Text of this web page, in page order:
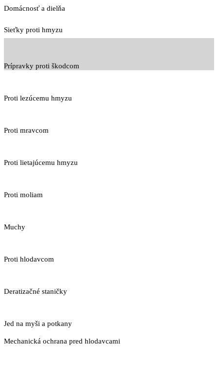
Domácnosť a dielňa
Sieťky proti hmyzu
Prípravky proti škodcom
Proti lezúcemu hmyzu
Proti mravcom
Proti lietajúcemu hmyzu
Proti moliam
Muchy
Proti hlodavcom
Deratizačné staničky
Jed na myši a potkany
Mechanická ochrana pred hlodavcami